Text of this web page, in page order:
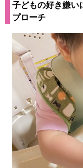
子どもの好き嫌い
プローチ